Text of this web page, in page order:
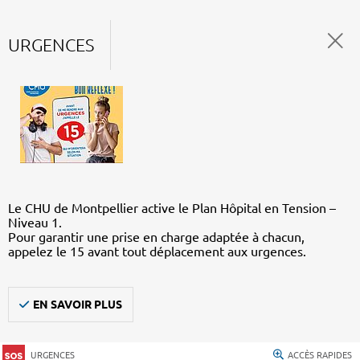
URGENCES
Le CHU de Montpellier active le Plan Hôpital en Tension –
Niveau 1.
Pour garantir une prise en charge adaptée à chacun,
appelez le 15 avant tout déplacement aux urgences.
EN SAVOIR PLUS
URGENCES ACCÈS RAPIDES